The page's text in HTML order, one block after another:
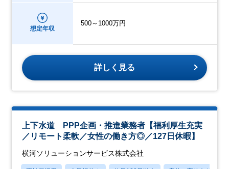
想定年収
500～1000万円
詳しく見る
上下水道 PPP企画・推進業務者【福利厚生充実
／リモート柔軟／女性の働き方◎／127日休暇】
横河ソリューションサービス株式会社